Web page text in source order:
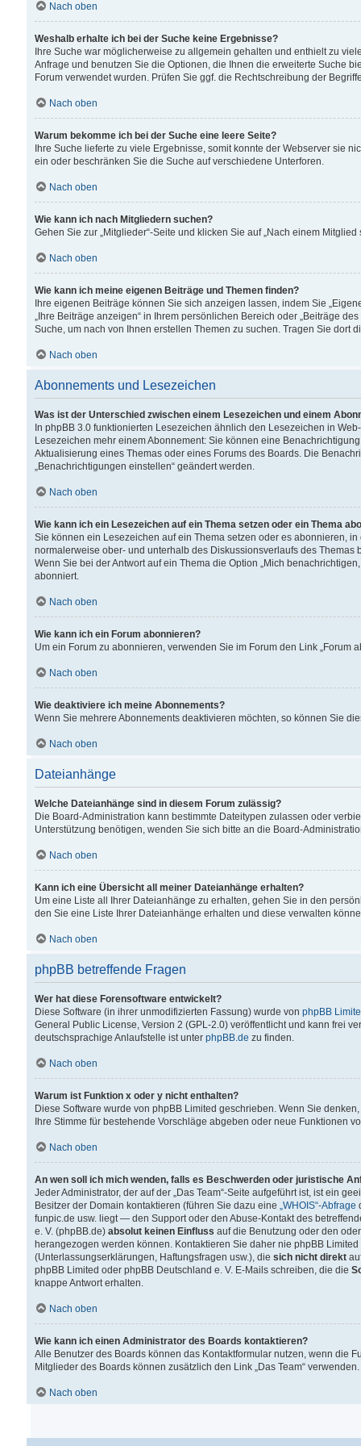
Nach oben
Weshalb erhalte ich bei der Suche keine Ergebnisse?
Ihre Suche war möglicherweise zu allgemein gehalten und enthielt zu
Anfrage und benutzen Sie die Optionen, die Ihnen die erweiterte Suche
Forum verwendet wurden. Prüfen Sie ggf. die Rechtschreibung der
Nach oben
Warum bekomme ich bei der Suche eine leere Seite?
Ihre Suche lieferte zu viele Ergebnisse, somit konnte der Webserver sie
ein oder beschränken Sie die Suche auf verschiedene Unterforen.
Nach oben
Wie kann ich nach Mitgliedern suchen?
Gehen Sie zur „Mitglieder“-Seite und klicken Sie auf „Nach einem Mitglied
Nach oben
Wie kann ich meine eigenen Beiträge und Themen finden?
Ihre eigenen Beiträge können Sie sich anzeigen lassen, indem Sie
„Ihre Beiträge anzeigen“ in Ihrem persönlichen Bereich oder „Beiträge
Suche, um nach von Ihnen erstellen Themen zu suchen. Tragen Sie dort
Nach oben
Abonnements und Lesezeichen
Was ist der Unterschied zwischen einem Lesezeichen und einem
In phpBB 3.0 funktionierten Lesezeichen ähnlich den Lesezeichen in
Lesezeichen mehr einem Abonnement: Sie können eine
Aktualisierung eines Themas oder eines Forums des Boards. Die
„Benachrichtigungen einstellen“ geändert werden.
Nach oben
Wie kann ich ein Lesezeichen auf ein Thema setzen oder ein Thema
Sie können ein Lesezeichen auf ein Thema setzen oder es abonnieren,
normalerweise ober- und unterhalb des Diskussionsverlaufs des Themas
Wenn Sie bei der Antwort auf ein Thema die Option „Mich
abonniert.
Nach oben
Wie kann ich ein Forum abonnieren?
Um ein Forum zu abonnieren, verwenden Sie im Forum den Link „Forum
Nach oben
Wie deaktiviere ich meine Abonnements?
Wenn Sie mehrere Abonnements deaktivieren möchten, so können Sie
Nach oben
Dateianhänge
Welche Dateianhänge sind in diesem Forum zulässig?
Die Board-Administration kann bestimmte Dateitypen zulassen oder
Unterstützung benötigen, wenden Sie sich bitte an die Board-
Nach oben
Kann ich eine Übersicht all meiner Dateianhänge erhalten?
Um eine Liste all Ihrer Dateianhänge zu erhalten, gehen Sie in den
den Sie eine Liste Ihrer Dateianhänge erhalten und diese verwalten
Nach oben
phpBB betreffende Fragen
Wer hat diese Forensoftware entwickelt?
Diese Software (in ihrer unmodifizierten Fassung) wurde von phpBB
General Public License, Version 2 (GPL-2.0) veröffentlicht und kann frei
deutschsprachige Anlaufstelle ist unter phpBB.de zu finden.
Nach oben
Warum ist Funktion x oder y nicht enthalten?
Diese Software wurde von phpBB Limited geschrieben. Wenn Sie
Ihre Stimme für bestehende Vorschläge abgeben oder neue Funktionen
Nach oben
An wen soll ich mich wenden, falls es Beschwerden oder juristische
Jeder Administrator, der auf der „Das Team“-Seite aufgeführt ist, ist ein
Besitzer der Domain kontaktieren (führen Sie dazu eine „WHOIS“-Abfrage
funpic.de usw. liegt — den Support oder den Abuse-Kontakt des
e. V. (phpBB.de) absolut keinen Einfluss auf die Benutzung oder den
herangezogen werden können. Kontaktieren Sie daher nie phpBB
(Unterlassungserklärungen, Haftungsfragen usw.), die sich nicht direkt
phpBB Limited oder phpBB Deutschland e. V. E-Mails schreiben, die die
knappe Antwort erhalten.
Nach oben
Wie kann ich einen Administrator des Boards kontaktieren?
Alle Benutzer des Boards können das Kontaktformular nutzen, wenn die
Mitglieder des Boards können zusätzlich den Link „Das Team“ verwenden.
Nach oben